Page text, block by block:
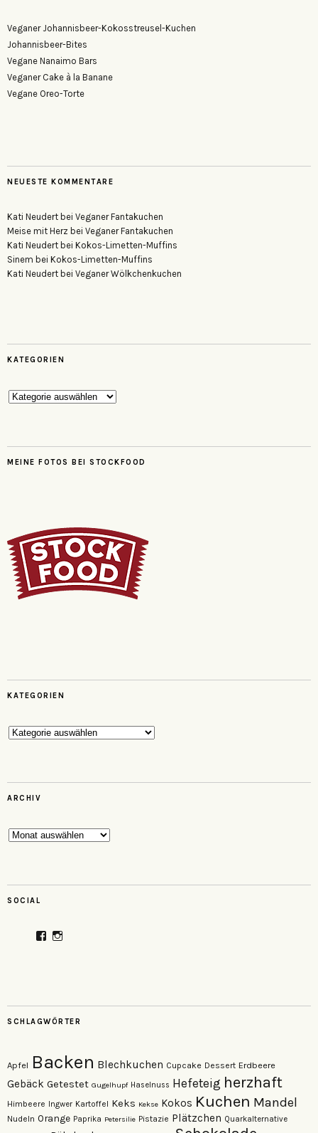
Veganer Johannisbeer-Kokosstreusel-Kuchen
Johannisbeer-Bites
Vegane Nanaimo Bars
Veganer Cake à la Banane
Vegane Oreo-Torte
NEUESTE KOMMENTARE
Kati Neudert bei Veganer Fantakuchen
Meise mit Herz bei Veganer Fantakuchen
Kati Neudert bei Kokos-Limetten-Muffins
Sinem bei Kokos-Limetten-Muffins
Kati Neudert bei Veganer Wölkchenkuchen
KATEGORIEN
Kategorien
MEINE FOTOS BEI STOCKFOOD
KATEGORIEN
Kategorien
ARCHIV
Archiv
SOCIAL
ProfilProfil
SCHLAGWÖRTER
Apfel Backen Blechkuchen Cupcake Dessert Erdbeere
Gebäck Getestet Gugelhupf Haselnuss Hefeteig herzhaft
Himbeere Ingwer Kartoffel Keks Kekse Kokos Kuchen Mandel
Nudeln Orange Paprika Petersilie Pistazie Plätzchen Quarkalternative